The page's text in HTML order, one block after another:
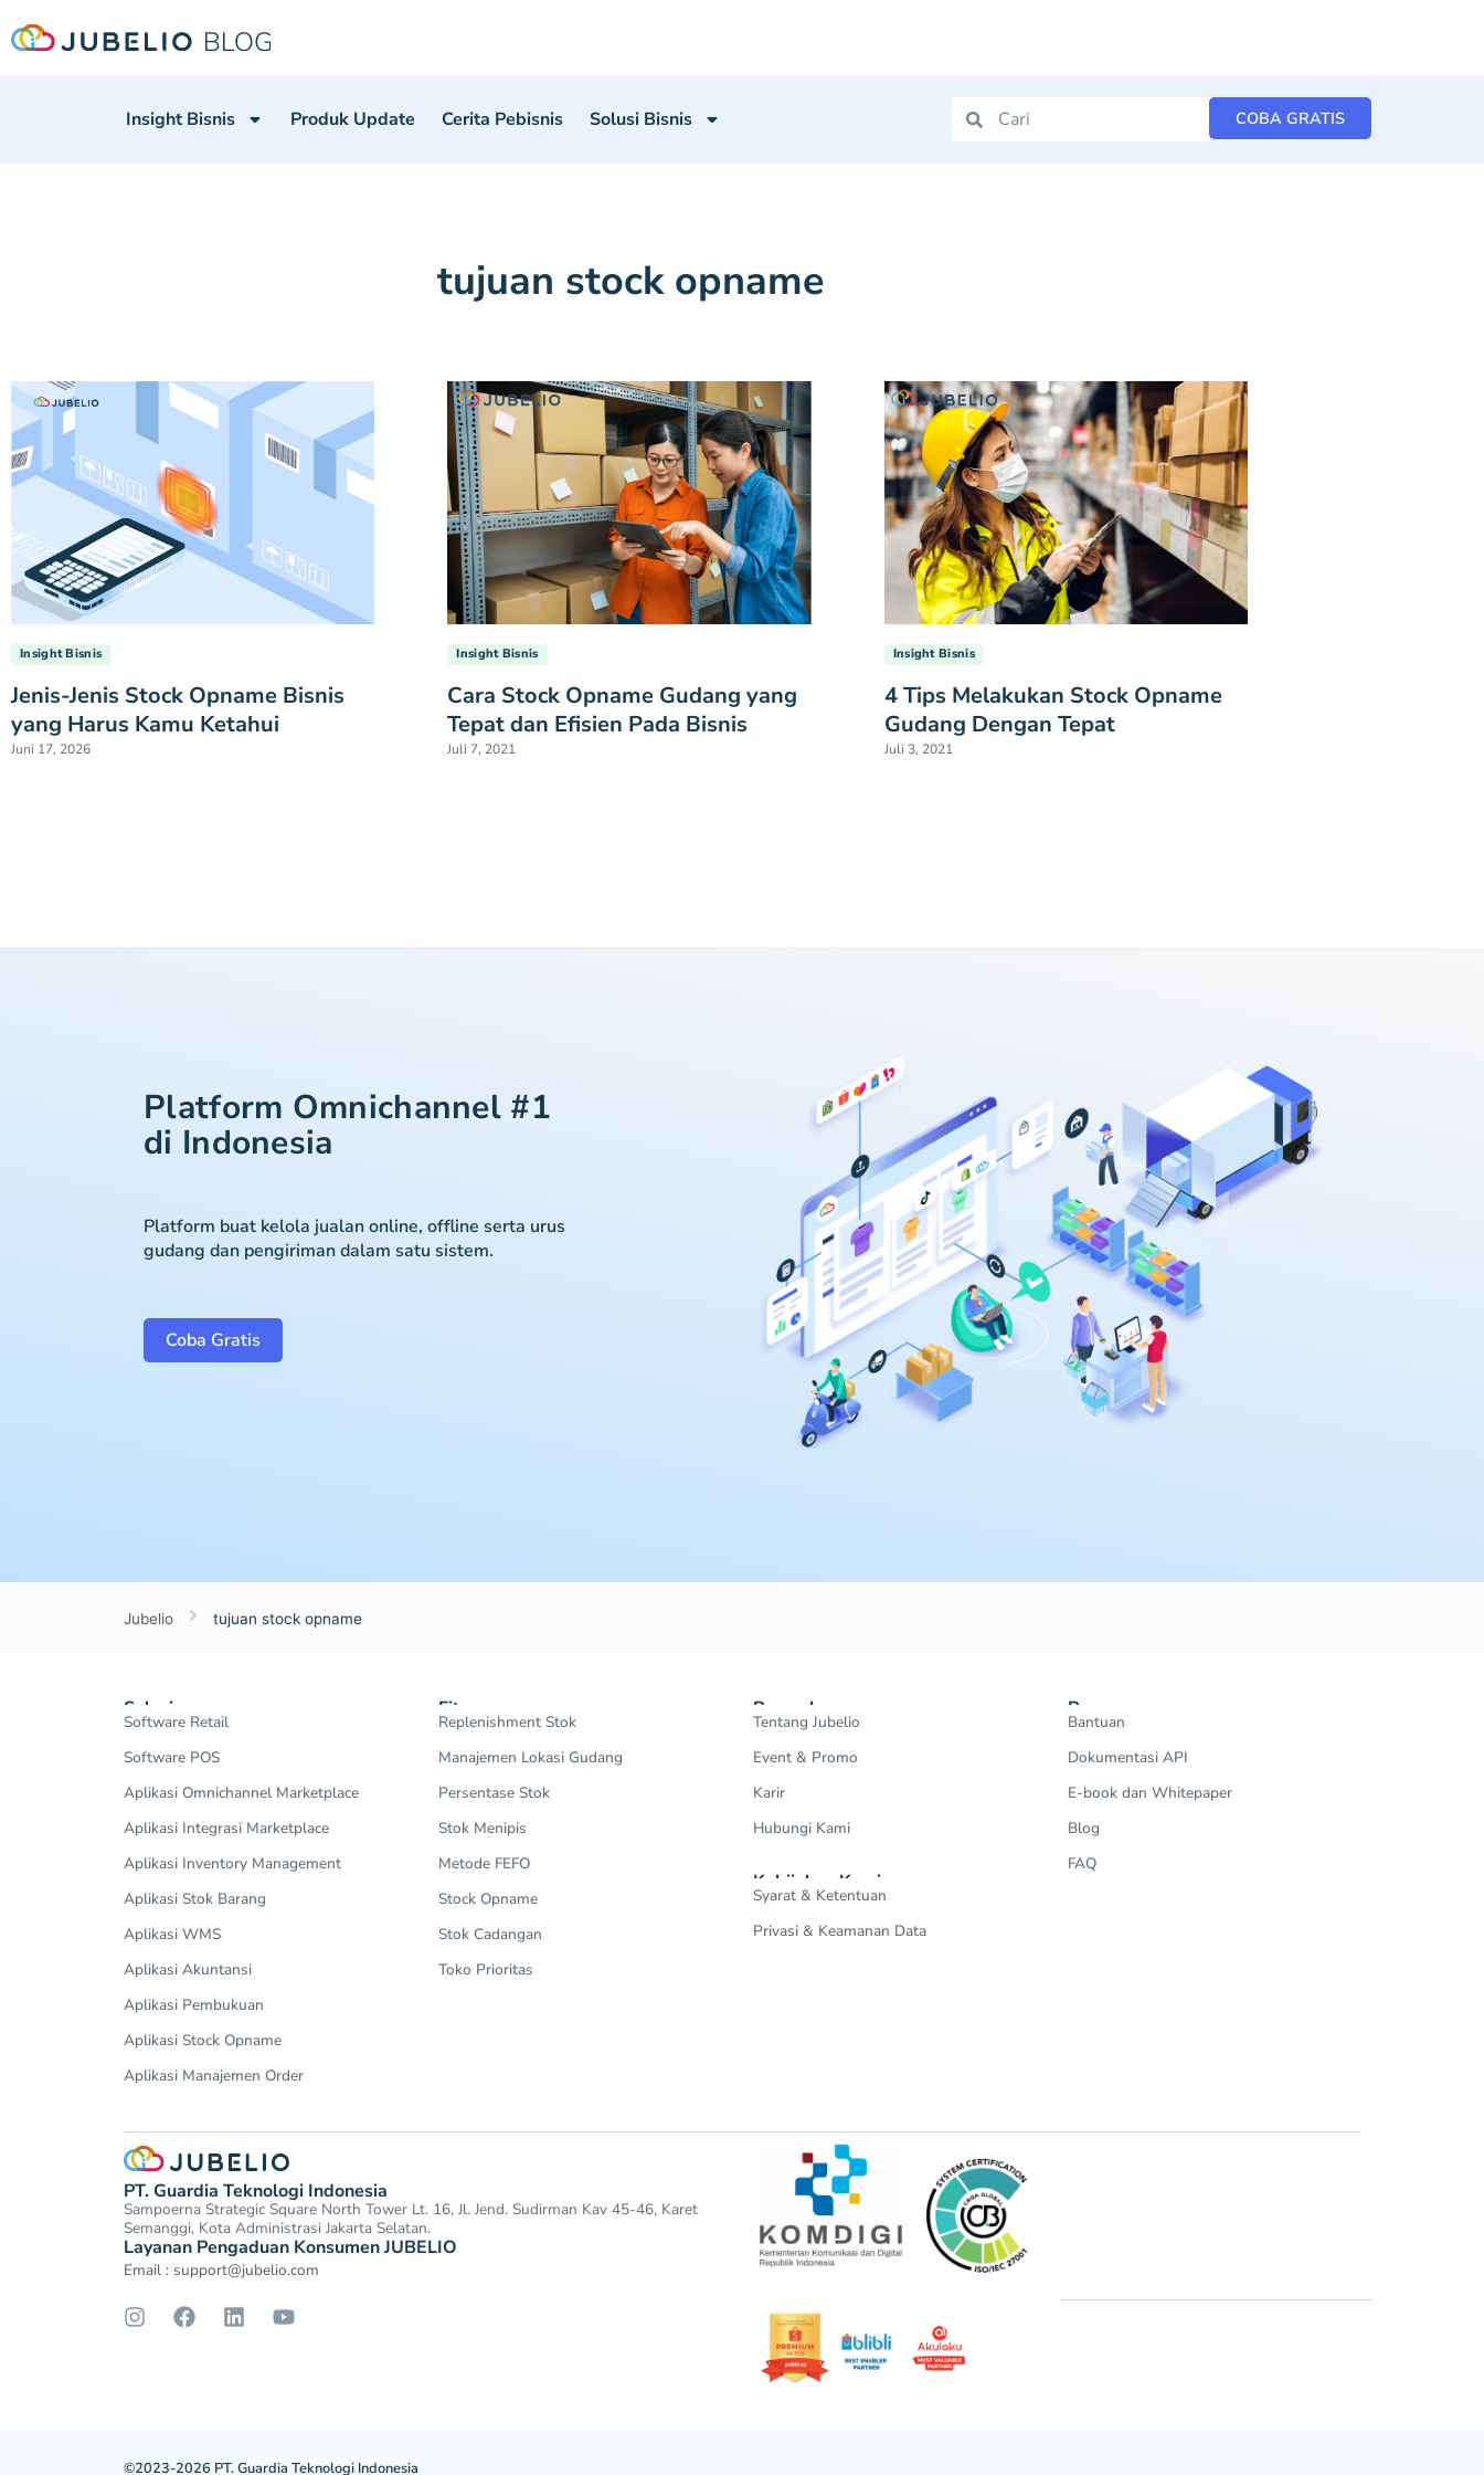
Insight Bisnis Produk Update Cerita Pebisnis Solusi Bisnis COBA GRATIS
tujuan stock opname
Insight Bisnis
Jenis-Jenis Stock Opname Bisnis
yang Harus Kamu Ketahui
Juni 17, 2026
Insight Bisnis
Cara Stock Opname Gudang yang
Tepat dan Efisien Pada Bisnis
Juli 7, 2021
Insight Bisnis
4 Tips Melakukan Stock Opname
Gudang Dengan Tepat
Juli 3, 2021
Platform Omnichannel #1
di Indonesia
Platform buat kelola jualan online, offline serta urus
gudang dan pengiriman dalam satu sistem.
Coba Gratis
Jubelio tujuan stock opname
Solusi
Software Retail
Software POS
Aplikasi Omnichannel Marketplace
Aplikasi Integrasi Marketplace
Aplikasi Inventory Management
Aplikasi Stok Barang
Aplikasi WMS
Aplikasi Akuntansi
Aplikasi Pembukuan
Aplikasi Stock Opname
Aplikasi Manajemen Order
Fitur
Replenishment Stok
Manajemen Lokasi Gudang
Persentase Stok
Stok Menipis
Metode FEFO
Stock Opname
Stok Cadangan
Toko Prioritas
Perusahaan
Tentang Jubelio
Event & Promo
Karir
Hubungi Kami
Kebijakan Kami
Syarat & Ketentuan
Privasi & Keamanan Data
Resources
Bantuan
Dokumentasi API
E-book dan Whitepaper
Blog
FAQ
PT. Guardia Teknologi Indonesia
Sampoerna Strategic Square North Tower Lt. 16, Jl. Jend. Sudirman Kav 45-46, Karet
Semanggi, Kota Administrasi Jakarta Selatan.
Layanan Pengaduan Konsumen JUBELIO
Email : support@jubelio.com
©2023-2026 PT. Guardia Teknologi Indonesia